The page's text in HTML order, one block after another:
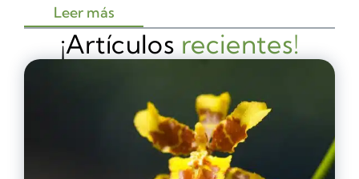
Leer más
¡Artículos recientes!